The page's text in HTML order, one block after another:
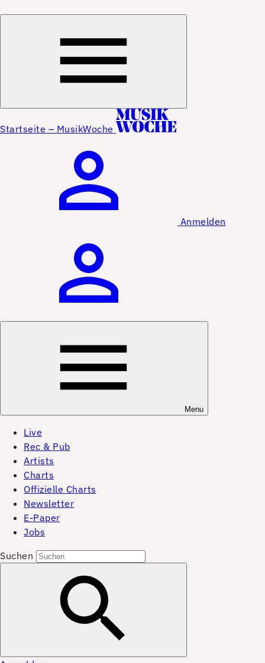
Startseite – MusikWoche
Anmelden
Menu
Live
Rec & Pub
Artists
Charts
Offizielle Charts
Newsletter
E-Paper
Jobs
Suchen